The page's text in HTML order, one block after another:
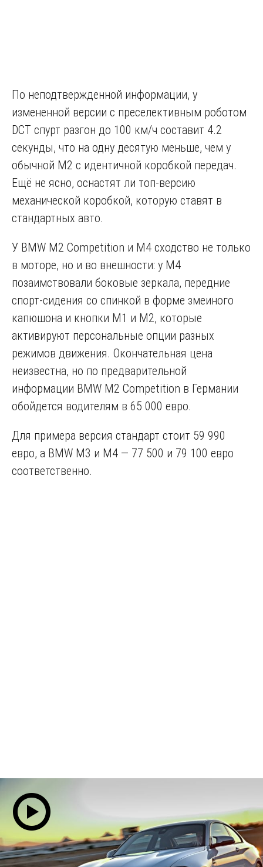
По неподтвержденной информации, у
измененной версии с преселективным роботом
DCT спурт разгон до 100 км/ч составит 4.2
секунды, что на одну десятую меньше, чем у
обычной М2 с идентичной коробкой передач.
Ещё не ясно, оснастят ли топ-версию
механической коробкой, которую ставят в
стандартных авто.
У BMW M2 Competition и M4 сходство не только
в моторе, но и во внешности: у М4
позаимствовали боковые зеркала, передние
спорт-сидения со спинкой в форме змеиного
капюшона и кнопки M1 и M2, которые
активируют персональные опции разных
режимов движения. Окончательная цена
неизвестна, но по предварительной
информации BMW M2 Competition в Германии
обойдется водителям в 65 000 евро.
Для примера версия стандарт стоит 59 990
евро, а BMW M3 и M4 ― 77 500 и 79 100 евро
соответственно.